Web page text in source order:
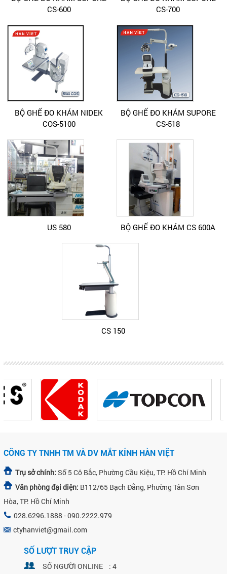
CS-600
CS-700
BỘ GHẾ ĐO KHÁM NIDEK
COS-5100
BỘ GHẾ ĐO KHÁM SUPORE
CS-518
US 580 BỘ GHẾ ĐO KHÁM CS 600A
CS 150
CÔNG TY TNHH TM VÀ DV MẮT KÍNH HÀN VIỆT
Trụ sở chính: Số 5 Cô Bắc, Phường Cầu Kiệu, TP. Hồ Chí Minh
Văn phòng đại diện: B112/65 Bạch Đằng, Phường Tân Sơn
Hòa, TP. Hồ Chí Minh
028.6296.1888 - 090.2222.979
ctyhanviet@gmail.com
SỐ LƯỢT TRUY CẬP
SỐ NGƯỜI ONLINE : 4